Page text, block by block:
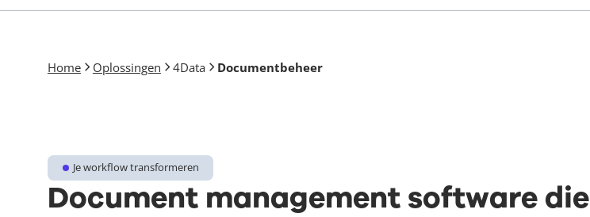
Home Oplossingen 4Data Documentbeheer
Je workflow transformeren
Document management software die